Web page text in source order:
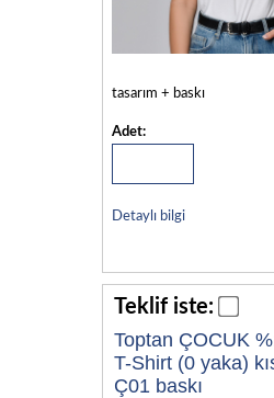
tasarım + baskı
Adet:
Detaylı bilgi
Teklif iste:
Toptan ÇOCUK
T-Shirt (0 yaka)
Ç01 baskı